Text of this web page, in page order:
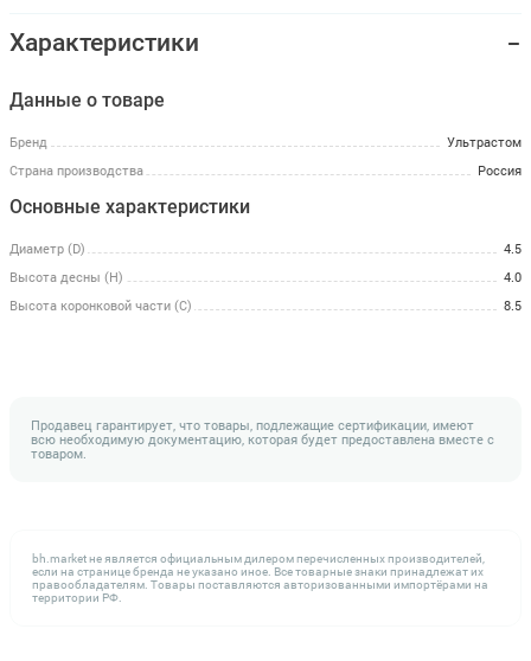
Характеристики
Данные о товаре
Бренд
Ультрастом
Страна производства
Россия
Основные характеристики
Диаметр (D)
4.5
Высота десны (H)
4.0
Высота коронковой части (C)
8.5
Продавец гарантирует, что товары, подлежащие сертификации, имеют
всю необходимую документацию, которая будет предоставлена вместе с
товаром.
bh.market не является официальным дилером перечисленных производителей,
если на странице бренда не указано иное. Все товарные знаки принадлежат их
правообладателям. Товары поставляются авторизованными импортёрами на
территории РФ.